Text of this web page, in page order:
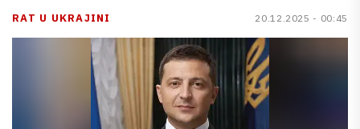
RAT U UKRAJINI 20.12.2025 - 00:45